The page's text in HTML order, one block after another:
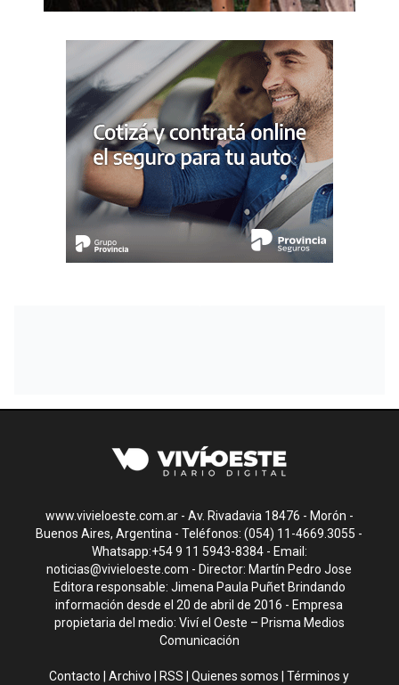
www.vivieloeste.com.ar - Av. Rivadavia 18476 - Morón -
Buenos Aires, Argentina - Teléfonos: (054) 11-4669.3055 -
Whatsapp:+54 9 11 5943-8384 - Email:
noticias@vivieloeste.com - Director: Martín Pedro Jose
Editora responsable: Jimena Paula Puñet Brindando
información desde el 20 de abril de 2016 - Empresa
propietaria del medio: Viví el Oeste – Prisma Medios
Comunicación
Contacto |Archivo RSS |Quienes somos |Términos y